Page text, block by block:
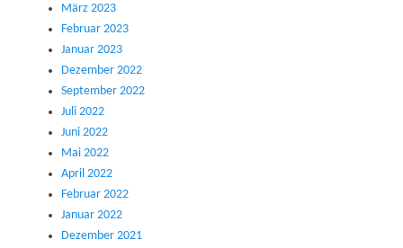
März 2023
Februar 2023
Januar 2023
Dezember 2022
September 2022
Juli 2022
Juni 2022
Mai 2022
April 2022
Februar 2022
Januar 2022
Dezember 2021